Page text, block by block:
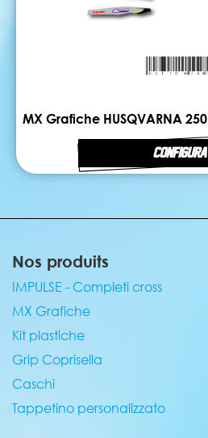
CONFIGURA
Nos produits
IMPULSE - Completi cross
MX Grafiche
Kit plastiche
Grip Coprisella
Caschi
Tappetino personalizzato